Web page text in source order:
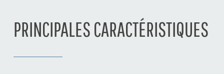
PRINCIPALES CARACTÉRISTIQUES